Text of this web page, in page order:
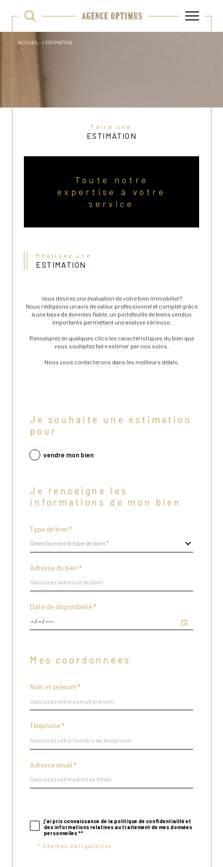
ACCUEIL ESTIMATION
Faire une
ESTIMATION
Toute notre
expertise à votre
service
Réalisez une
ESTIMATION
Vous désirez une évaluation de votre bien immobilier?
Nous rédigeons un avis de valeur professionnel et complet grâce
à une base de données fiable, un portefeuille de biens vendus
importants permettant une analyse sérieuse.
Renseignez en quelques clics les caractéristiques du bien que
vous souhaitez faire estimer par nos soins.
Nous vous contacterons dans les meilleurs délais.
Je souhaite une estimation
pour
vendre mon bien
Je renseigne les
informations de mon bien
Type de bien *
Sélectionnez le type de bien *
Adresse du bien *
Date de disponibilité *
Mes coordonnées
Nom et prénom *
Téléphone *
Adresse email *
j'ai pris connaissance de la politique de confidentialité et
des informations relatives au traitement de mes données
personnelles **
* Champs obligatoires